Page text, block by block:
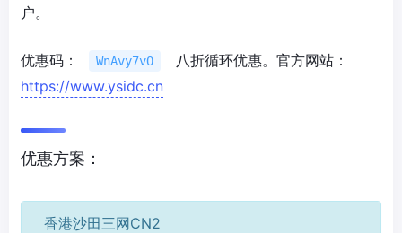
户。
优惠码： WnAvy7vO
八折循环优惠。官方网站：
https://www.ysidc.cn
优惠方案：
香港沙田三网CN2